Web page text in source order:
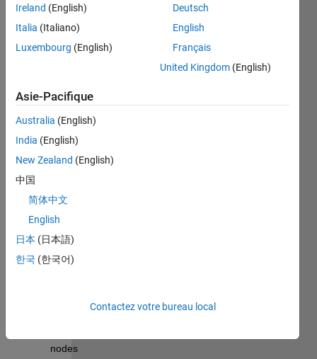
for
wireless
network
simulation
apps,
and
for the
modelling,
simulation,
wireless
library
nodes
Ireland (English)
Italia (Italiano)
Luxembourg (English)
Deutsch
English
Français
United Kingdom (English)
Asie-Pacifique
Australia (English)
India (English)
New Zealand (English)
中国
简体中文
English
日本 (日本語)
한국 (한국어)
Contactez votre bureau local